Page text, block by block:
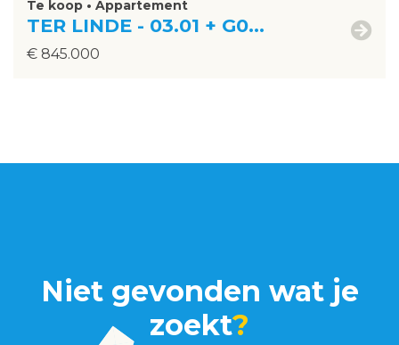
Te koop • Appartement
TER LINDE - 03.01 + G0...
€ 845.000
Niet gevonden wat je
zoekt?